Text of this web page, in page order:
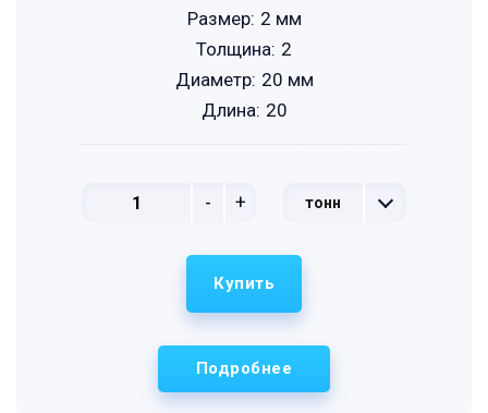
- + тонн
Размер: 2 мм
Толщина: 2
Диаметр: 20 мм
Длина: 20
Подробнее
Купить